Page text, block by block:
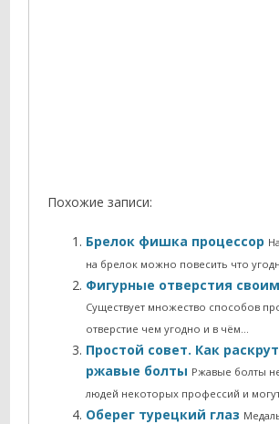
Похожие записи:
Брелок фишка процессор
на брелок можно повесить что
Фигурные отверстия
Существует множество способов
отверстие чем угодно и в чём…
Простой совет. Как
ржавые болты Ржавые болты
людей некоторых профессий и
Оберег турецкий глаз